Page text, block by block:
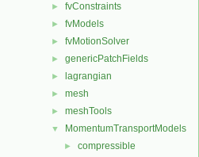
► fvConstraints
► fvModels
► fvMotionSolver
► genericPatchFields
► lagrangian
► mesh
► meshTools
▼ MomentumTransportModels
► compressible